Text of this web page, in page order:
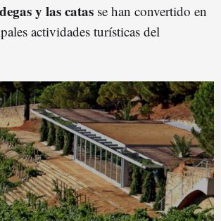
y las catas se han convertido en
actividades turísticas del